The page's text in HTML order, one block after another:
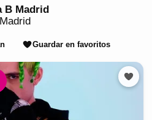
B Madrid
Madrid
Guardar en favoritos